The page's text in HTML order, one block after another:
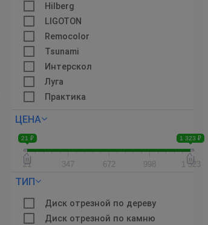
Hilberg
LIGOTON
Remocolor
Tsunami
Интерскол
Луга
Практика
ЦЕНА
21 ₽ 1 323 ₽
21 347 672 998 1 323
ТИП
Диск отрезной по дереву
Диск отрезной по камню